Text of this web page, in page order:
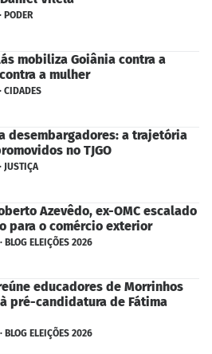
PODER
mobiliza Goiânia contra a
a mulher
CIDADES
desembargadores: a trajetória
no TJGO
JUSTIÇA
Azevêdo, ex-OMC escalado
para o comércio exterior
BLOG ELEIÇÕES 2026
educadores de Morrinhos
pré-candidatura de Fátima
BLOG ELEIÇÕES 2026